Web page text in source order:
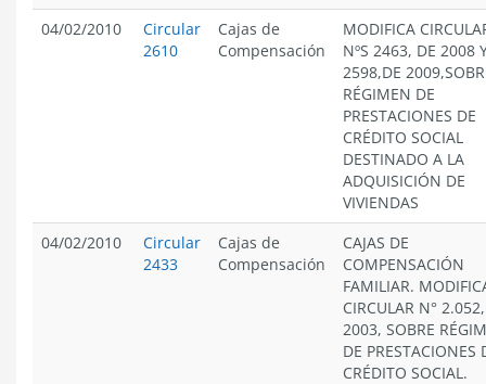
04/02/2010
Circular
2610
Cajas de
Compensación
MODIFICA
NºS 2463, DE 2008
2598,DE
RÉGIMEN DE
PRESTACIONES DE
CRÉDITO SOCIAL
DESTINADO A LA
ADQUISICIÓN DE
VIVIENDAS
04/02/2010
Circular
2433
Cajas de
Compensación
CAJAS DE
COMPENSACIÓN
FAMILIAR.
CIRCULAR N°
2003, SOBRE
DE PRESTACIONES
CRÉDITO SOCIAL.